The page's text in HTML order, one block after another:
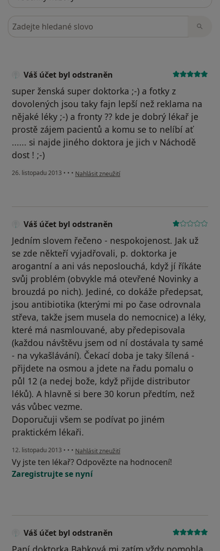
Hledejte v názorech
Váš účet byl odstraněn
super ženská super doktorka ;-) a fotky z
dovolených jsou taky fajn lepší než reklama na
nějaké léky ;-) a fronty ?? kde je dobrý lékař je
prostě zájem pacientů a komu se to nelíbí ať
...... si najde jiného doktora je jich v Náchodě
dost ! ;-)
26. listopadu 2013 • • • podle názoru uživatele Váš účet byl odstraněn
Nahlásit zneužití
Váš účet byl odstraněn
Jedním slovem řečeno - nespokojenost. Jak už
se zde někteří vyjadřovali, p. doktorka je
arogantní a ani vás neposlouchá, když jí říkáte
svůj problém (obvykle má otevřené Novinky a
brouzdá po nich). Jediné, co dokáže předepsat,
jsou antibiotika (kterými mi po čase odrovnala
střeva, takže jsem musela do nemocnice) a léky,
které má nasmlouvané, aby předepisovala
(každou návštěvu jsem od ní dostávala ty samé
- na vykašlávání). Čekací doba je taky šílená -
přijdete na osmou a jdete na řadu pomalu o
půl 12 (a nedej bože, když přijde distributor
léků). A hlavně si bere 30 korun předtím, než
vás vůbec vezme.
Doporučuji všem se podívat po jiném
praktickém lékaři.
12. listopadu 2013 • • • podle názoru uživatele Váš účet byl odstraněn
Nahlásit zneužití
Vy jste ten lékař? Odpovězte na hodnocení!
Zaregistrujte se nyní
Váš účet byl odstraněn